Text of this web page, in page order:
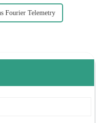
Fourier Telemetry